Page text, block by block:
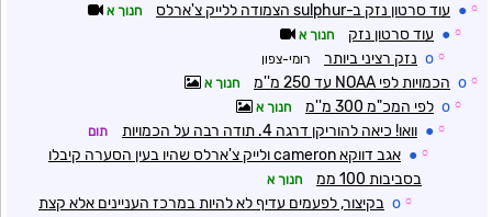
☼
● עוד סרטון נזק ב-sulphur הצמודה ללייק צ'ארלס חנוך א
☼
● עוד סרטון נזק חנוך א
☼
o נזק רציני ביותר רומי-צפון
☼
o הכמויות לפי NOAA עד 250 מ''מ חנוך א
☼
o לפי המכ"מ 300 מ''מ חנוך א
☼
● וואו! כיאה להוריקן דרגה 4. תודה רבה על הכמויות תום
☼
●
אגב דווקא cameron ולייק צ'ארלס שהיו בעין הסערה קיבלו
בסביבות 100 ממ
חנוך א
☼
o בקיצור, לפעמים עדיף לא להיות במרכז העניינים אלא קצת